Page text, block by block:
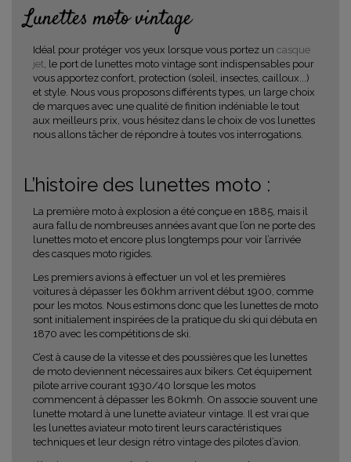
Lunettes moto vintage
Idéal pour protéger vos yeux lorsque vous portez un casque
jet , le port de lunettes moto vintage sont indispensables pour
vous apportez confort, protection (soleil, insectes, cailloux...)
et style. Nous vous proposons différents types, un large choix
de marques avec une qualité de finition indéniable le tout
aux meilleurs prix, vous hésitez dans le choix de vos lunettes
nous allons tâcher de répondre à toutes vos interrogations.
L’histoire des lunettes moto :
La première moto à explosion a été conçue en 1885, mais il
aura fallu de nombreuses années avant que l’on ne porte des
lunettes moto et encore plus longtemps pour voir l’arrivée
des casques moto rigides.
Les premiers avions à effectuer un vol et les premières
voitures à dépasser les 60khm arrivent début 1900, comme
pour les motos. Nous estimons donc que les lunettes de moto
sont initialement inspirées de la pratique du ski qui débuta en
1870 avec les compétitions de ski.
C’est à cause de la vitesse et des poussières que les lunettes
de moto deviennent nécessaires aux bikers. Cet équipement
pilote arrive courant 1930/40 lorsque les motos
commencent à dépasser les 80kmh. On associe souvent une
lunette motard à une lunette aviateur vintage. Il est vrai que
les lunettes aviateur moto tirent leurs caractéristiques
techniques et leur design rétro vintage des pilotes d’avion.